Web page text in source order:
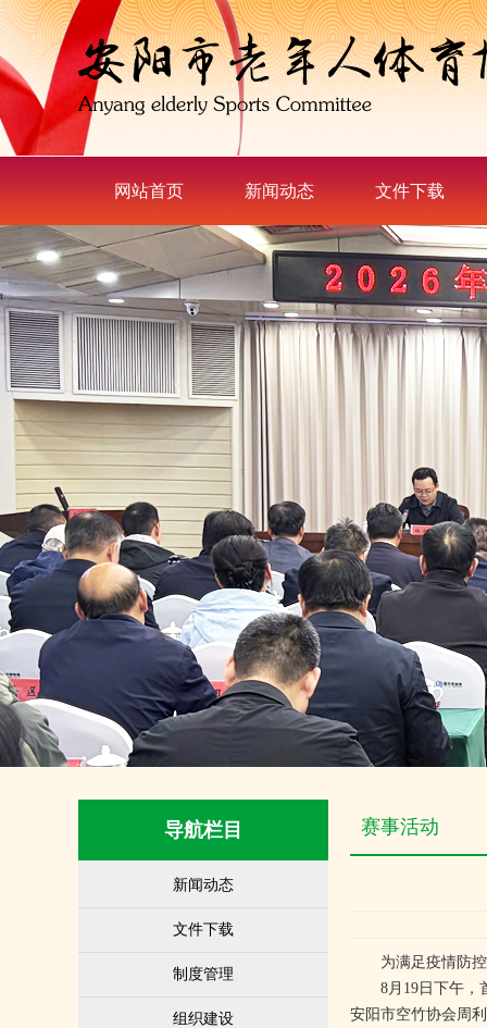
网站首页 新闻动态 文件下载
赛事活动
为满足疫情防控时
8月19日下午，首
安阳市空竹协会周
导航栏目
新闻动态
文件下载
制度管理
组织建设